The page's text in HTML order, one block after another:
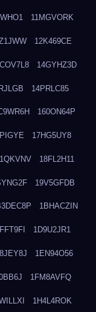
11MGVORK
12K469CE
14GYHZ3D
14PRLC85
160ON64P
17HG5UY8
18FL2H11
19V5GFDB
1BHACZIN
1D9U2JR1
1EN94O56
1FM8AVFQ
1H4L4ROK